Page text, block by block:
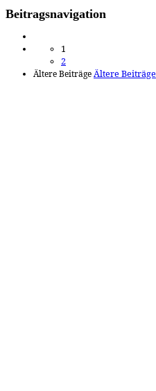
Beitragsnavigation
1
2
Ältere BeiträgeÄltere Beiträge